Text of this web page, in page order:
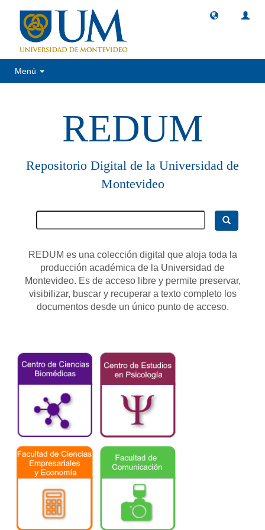
Menú
REDUM
Repositorio Digital de la Universidad de
Montevideo
REDUM es una colección digital que aloja toda la
producción académica de la Universidad de
Montevideo. Es de acceso libre y permite preservar,
visibilizar, buscar y recuperar a texto completo los
documentos desde un único punto de acceso.